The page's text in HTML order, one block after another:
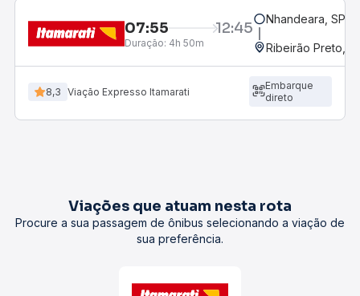
07:55 12:45
Duração: 4h 50m
Nhandeara, SP
Ribeirão Preto,
8,3 Viação Expresso Itamarati
Embarque
direto
Viações que atuam nesta rota
Procure a sua passagem de ônibus selecionando a viação de
sua preferência.